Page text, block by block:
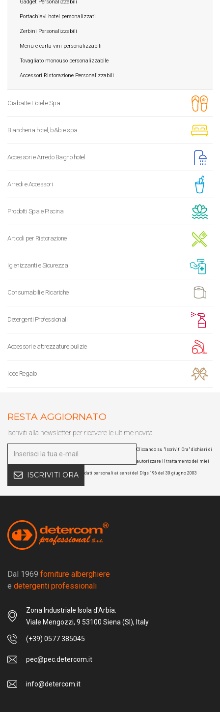
Gadget Personalizzabili
Portachiavi hotel personalizzati
Zerbini Personalizzabili
Menu e carta vini personalizzabili
Tovagliato monouso personalizzabile
Accessori Ristorazione Personalizzabili
Ciabatte Hotel e Spa
Biancheria hotel, b&b e spa
Accessori e Arredo Bagno hotel
Arredi e Accessori
Prodotti Spa e Piscina
Articoli per Ristorazione
Igienizzanti e Sicurezza
Consumabili e Ricariche
Detergenti Professionali
Accessori e attrezzature pulizie
Idee Regalo
RESTA AGGIORNATO
Iscriviti alla newsletter per ricevere le ultime novità
ISCRIVITI ORA
Cliccando su "Iscriviti Ora" dichiari di
autorizzare il trattamento dei miei
dati personali ai sensi del Dlgs 196 del 30 giugno 2003
Dal 1969 forniture alberghiere
e detergenti professionali
Zona Industriale Isola d'Arbia.
Viale Mengozzi, 9 53100 Siena (SI), Italy
(+39) 0577 385045
pec@pec.detercom.it
info@detercom.it